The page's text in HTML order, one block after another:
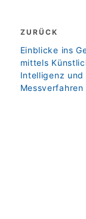
ZURÜCK
zurück
Einblicke ins
mittels
Intelligenz und
Messverfahren